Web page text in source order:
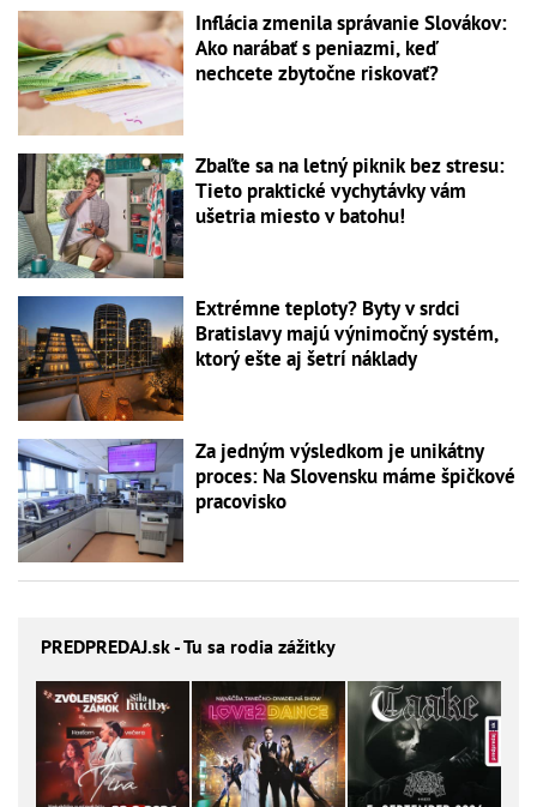
Inflácia zmenila správanie Slovákov:
Ako narábať s peniazmi, keď
nechcete zbytočne riskovať?
Zbaľte sa na letný piknik bez stresu:
Tieto praktické vychytávky vám
ušetria miesto v batohu!
Extrémne teploty? Byty v srdci
Bratislavy majú výnimočný systém,
ktorý ešte aj šetrí náklady
Za jedným výsledkom je unikátny
proces: Na Slovensku máme špičkové
pracovisko
PREDPREDAJ.sk - Tu sa rodia zážitky